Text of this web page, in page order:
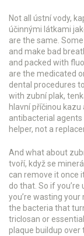
Not all ústní vody,
účinnými látkami
are the same.
and make bad
and packed with
are the medicated
dental procedures
with zubní plak,
hlavní příčinou
antibacterial agents
helper, not a
And what about
tvoří, když se
can remove it once
do that. So if
you’re wasting
the bacteria that
triclosan or
plaque buildup